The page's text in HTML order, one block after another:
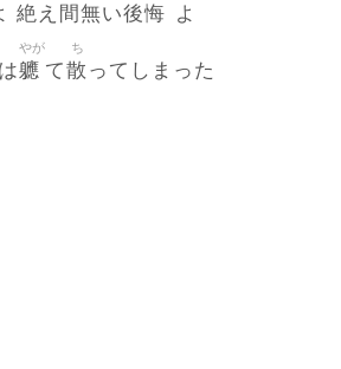
絶 え 間無い後悔 よ
は軈
やが
て散
ち
ってしまった